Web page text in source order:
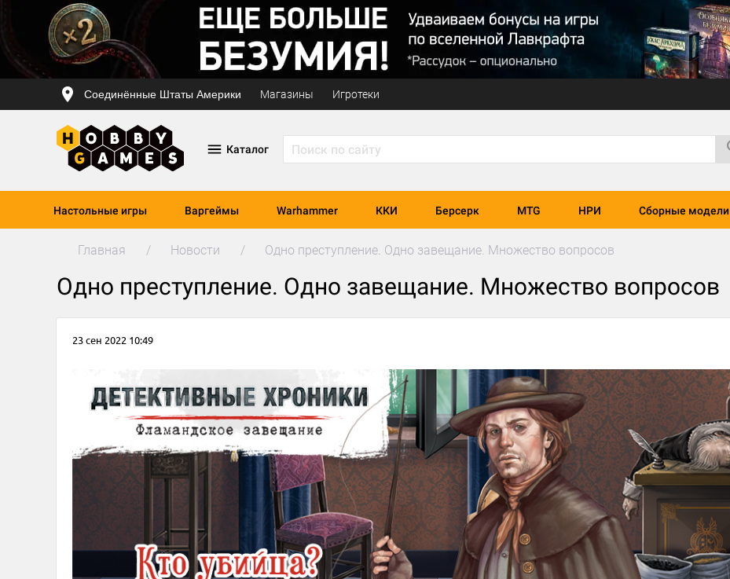
Соединённые Штаты Америки Магазины Игротеки
Каталог
Настольные игры Варгеймы Warhammer ККИ Берсерк MTG НРИ Сборные модели
Главная Новости Одно преступление. Одно завещание. Множество вопросов
Одно преступление. Одно завещание. Множество вопросов
23 сен 2022 10:49